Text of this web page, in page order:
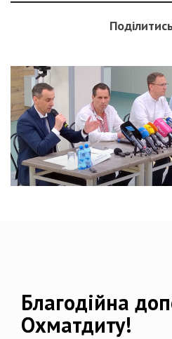
Благодійна
Охматдиту!